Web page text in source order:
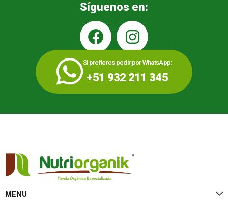
Síguenos en:
Si prefieres pedir por WhatsApp:
+51 932 211 345
MENU